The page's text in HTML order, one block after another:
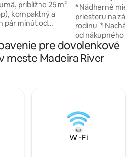
približne 25 m²
kompaktný a
pár minút od
do mesta
tiché miesto na
spálňu a
bránu s
a parkovacie
* Nádherné
priestoru na
rodinu. * Nachádza sa necelých 9 minút
od nákupného
letiska, v blízkosti
obchodu s
pekárne,
apartmány. * 4 kúpeľne a 1 WC. *
Obývacia izba s
pre 4 autá. *
používanie
pre dovolenkové
meste Madeira River
Wi-Fi